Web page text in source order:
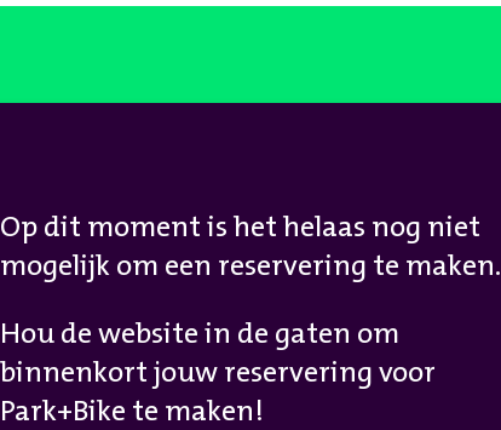
Op dit moment is het helaas nog niet
mogelijk om een reservering te maken.
Hou de website in de gaten om
binnenkort jouw reservering voor
Park+Bike te maken!